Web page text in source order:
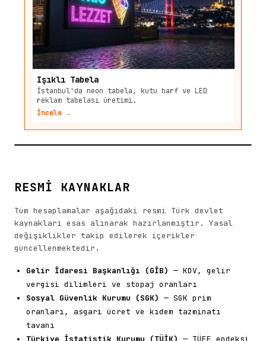
Işıklı Tabela
İstanbul'da neon tabela, kutu harf ve LED
reklam tabelası üretimi.
İncele →
RESMİ KAYNAKLAR
Tüm hesaplamalar aşağıdaki resmi Türk devlet
kaynakları esas alınarak hazırlanmıştır. Yasal
değişiklikler takip edilerek içerikler
güncellenmektedir.
Gelir İdaresi Başkanlığı (GİB) — KDV, gelir
vergisi dilimleri ve stopaj oranları
Sosyal Güvenlik Kurumu (SGK) — SGK prim
oranları, asgari ücret ve kıdem tazminatı
tavanı
Türkiye İstatistik Kurumu (TÜİK) — TÜFE endeksi